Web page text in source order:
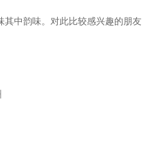
韵味。对此比较感兴趣的朋友